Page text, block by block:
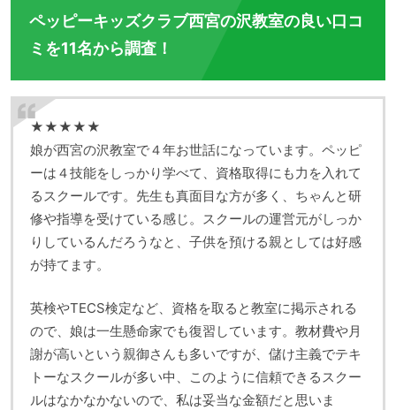
ペッピーキッズクラブ西宮の沢教室の良い口コ
ミを11名から調査！
★★★★★
娘が西宮の沢教室で４年お世話になっています。ペッピ
ーは４技能をしっかり学べて、資格取得にも力を入れて
るスクールです。先生も真面目な方が多く、ちゃんと研
修や指導を受けている感じ。スクールの運営元がしっか
りしているんだろうなと、子供を預ける親としては好感
が持てます。
英検やTECS検定など、資格を取ると教室に掲示される
ので、娘は一生懸命家でも復習しています。教材費や月
謝が高いという親御さんも多いですが、儲け主義でテキ
トーなスクールが多い中、このように信頼できるスクー
ルはなかなかないので、私は妥当な金額だと思いま